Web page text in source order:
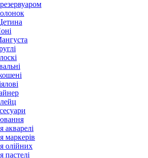
акварелі
маркерів
олійних
пастелі